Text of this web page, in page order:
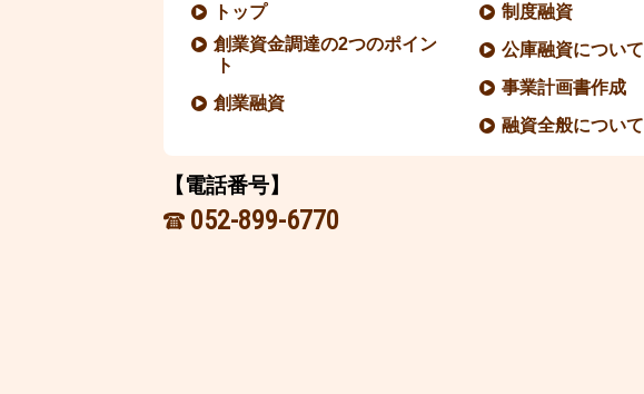
トップ
創業資金調達の2つのポイン
ト
創業融資
制度融資
公庫融資について
事業計画書作成
融資全般について
【電話番号】
052-899-6770